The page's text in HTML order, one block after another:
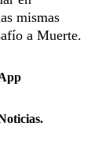
mismas
a Muerte.